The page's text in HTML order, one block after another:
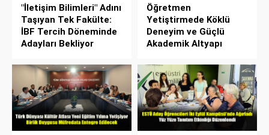
"İletişim Bilimleri" Adını
Taşıyan Tek Fakülte:
İBF Tercih Döneminde
Adayları Bekliyor
Öğretmen
Yetiştirmede Köklü
Deneyim ve Güçlü
Akademik Altyapı